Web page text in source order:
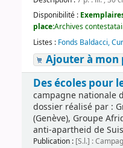
Disponibilité :
place:Archives
Listes : Fonds Baldacci,
Ajouter à mon
Des écoles pour
campagne nationale
dossier réalisé par :
(Genève), Groupe
anti-apartheid de
Publication : [S.l.] :